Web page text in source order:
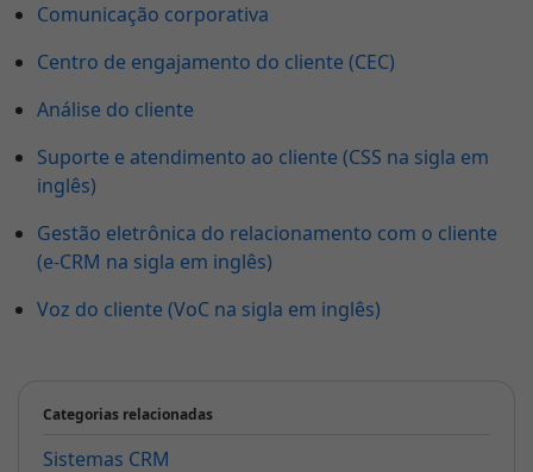
Comunicação corporativa
Centro de engajamento do cliente (CEC)
Análise do cliente
Suporte e atendimento ao cliente (CSS na sigla em
inglês)
Gestão eletrônica do relacionamento com o cliente
(e-CRM na sigla em inglês)
Voz do cliente (VoC na sigla em inglês)
Categorias relacionadas
Sistemas CRM